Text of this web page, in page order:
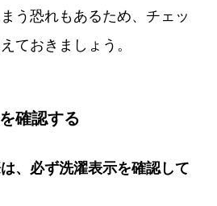
う恐れもあるため、チェッ
ておきましょう。
確認する
、必ず洗濯表示を確認して